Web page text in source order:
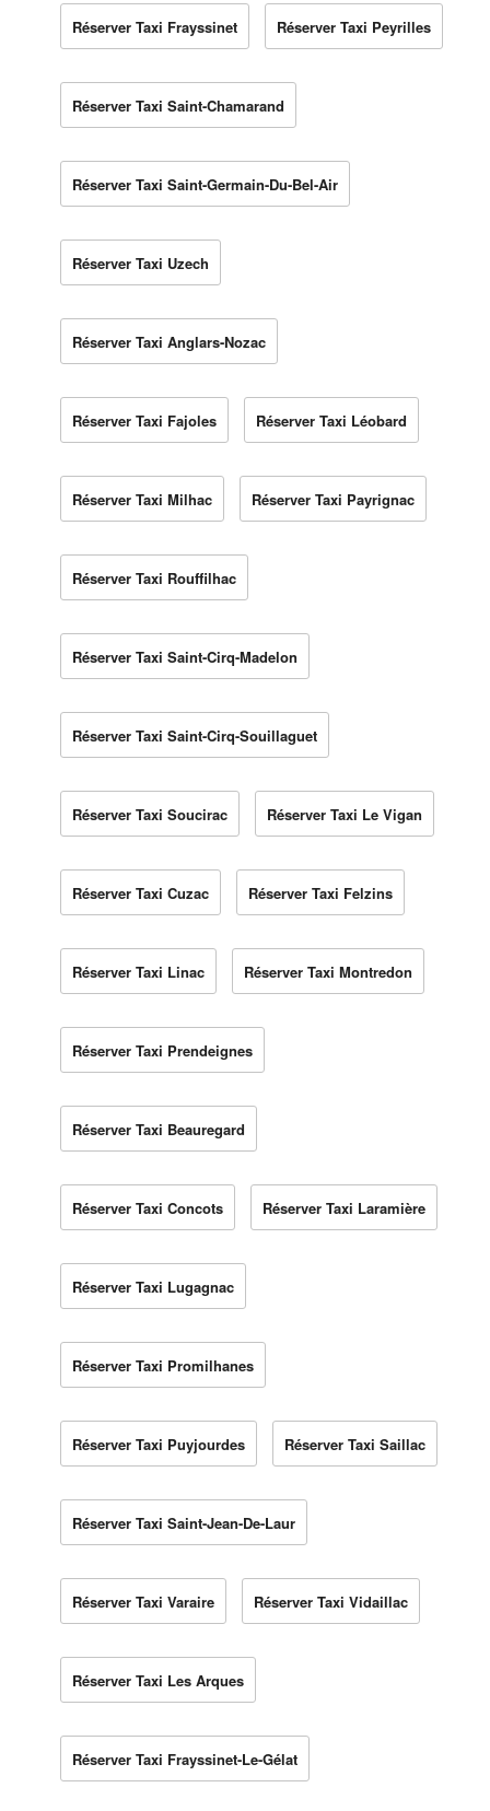
Réserver Taxi Frayssinet Réserver Taxi Peyrilles
Réserver Taxi Saint-Chamarand
Réserver Taxi Saint-Germain-Du-Bel-Air
Réserver Taxi Uzech
Réserver Taxi Anglars-Nozac
Réserver Taxi Fajoles Réserver Taxi Léobard
Réserver Taxi Milhac Réserver Taxi Payrignac
Réserver Taxi Rouffilhac
Réserver Taxi Saint-Cirq-Madelon
Réserver Taxi Saint-Cirq-Souillaguet
Réserver Taxi Soucirac Réserver Taxi Le Vigan
Réserver Taxi Cuzac Réserver Taxi Felzins
Réserver Taxi Linac Réserver Taxi Montredon
Réserver Taxi Prendeignes
Réserver Taxi Beauregard
Réserver Taxi Concots Réserver Taxi Laramière
Réserver Taxi Lugagnac
Réserver Taxi Promilhanes
Réserver Taxi Puyjourdes Réserver Taxi Saillac
Réserver Taxi Saint-Jean-De-Laur
Réserver Taxi Varaire Réserver Taxi Vidaillac
Réserver Taxi Les Arques
Réserver Taxi Frayssinet-Le-Gélat